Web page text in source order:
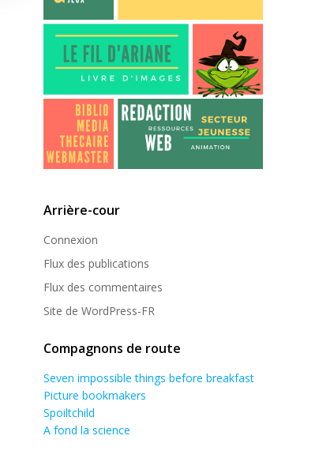
Arrière-cour
Connexion
Flux des publications
Flux des commentaires
Site de WordPress-FR
Compagnons de route
Seven impossible things before breakfast
Picture bookmakers
Spoiltchild
A fond la science